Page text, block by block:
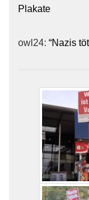
Plakate
owl24: “Nazis